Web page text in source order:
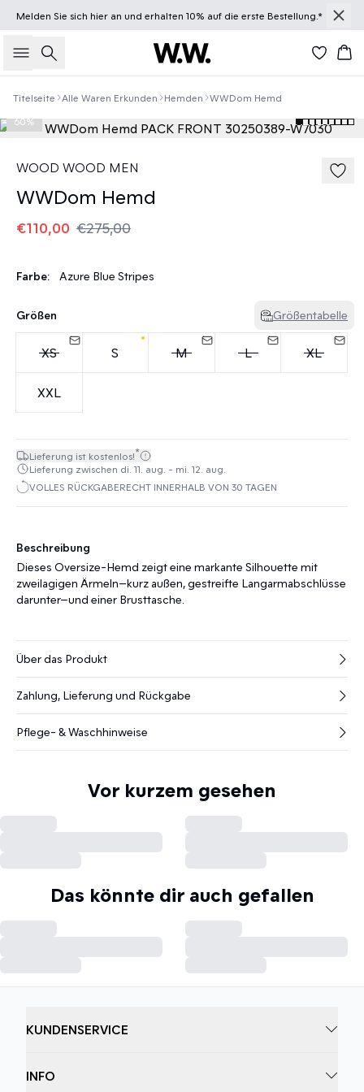
Melden Sie sich hieran und erhalten 10% auf die erste Bestellung.*
Suche
Titelseite Alle Waren Erkunden Hemden WWDom Hemd
60%
WOOD WOOD MEN
WWDom Hemd
€110,00 €275,00
Farbe: Azure Blue Stripes
Größen Größentabelle
XS S M L XL
XXL
Lieferung ist kostenlos!*
Lieferung zwischen di. 11. aug. - mi. 12. aug.
VOLLES RÜCKGABERECHT INNERHALB VON 30 TAGEN
Beschreibung
Dieses Oversize-Hemd zeigt eine markante Silhouette mit
zweilagigen Ärmeln—kurz außen, gestreifte Langarmabschlüsse
darunter—und einer Brusttasche.
Über das Produkt
Zahlung, Lieferung und Rückgabe
Pflege- & Waschhinweise
Vor kurzem gesehen
Das könnte dir auch gefallen
KUNDENSERVICE
INFO